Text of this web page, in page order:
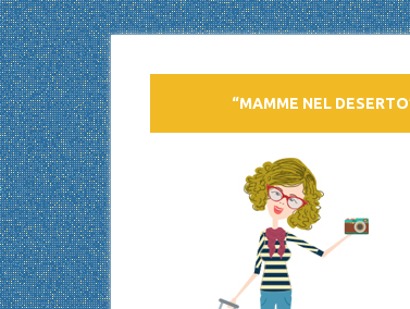
“MAMME NEL